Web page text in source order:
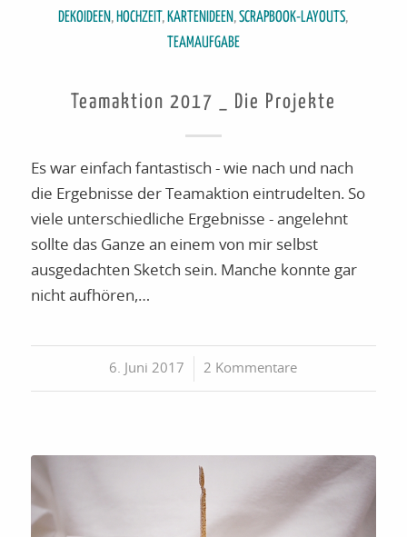
DEKOIDEEN, HOCHZEIT , KARTENIDEEN,SCRAPBOOK-LAYOUTS,
TEAMAUFGABE
Teamaktion 2017 _ Die Projekte
Es war einfach fantastisch - wie nach und nach
die Ergebnisse der Teamaktion eintrudelten. So
viele unterschiedliche Ergebnisse - angelehnt
sollte das Ganze an einem von mir selbst
ausgedachten Sketch sein. Manche konnte gar
nicht aufhören,…
6. Juni 2017
/ 2 Kommentare